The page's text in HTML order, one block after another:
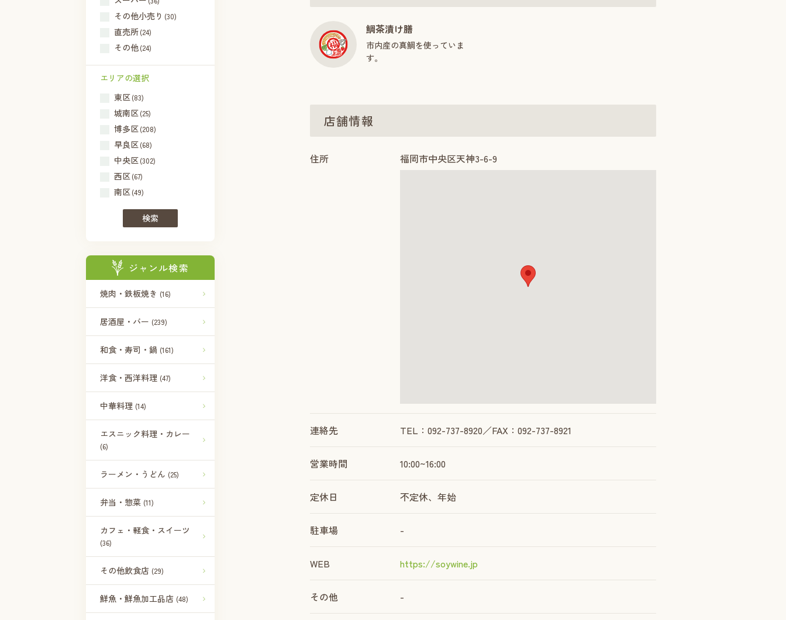
その他小売り (30)
直売所(24)
その他(24)
エリアの選択
東区(83)
城南区(25)
博多区(208)
早良区(68)
中央区(302)
西区(67)
南区(49)
検索
ジャンル検索
焼肉・鉄板焼き (16)
居酒屋・バー (239)
和食・寿司・鍋 (161)
洋食・西洋料理 (47)
中華料理 (14)
エスニック料理・カレー
(6)
ラーメン・うどん (25)
弁当・惣菜 (11)
カフェ・軽食・スイーツ
(36)
その他飲食店 (29)
鮮魚・鮮魚加工品店 (48)
鯛茶漬け膳
市内産の真鯛を使っていま
す。
店舗情報
住所 福岡市中央区天神3-6-9
連絡先 TEL：092-737-8920／FAX：092-737-8921
営業時間 10:00~16:00
定休日 不定休、年始
駐車場 -
WEB https://soywine.jp
その他 -